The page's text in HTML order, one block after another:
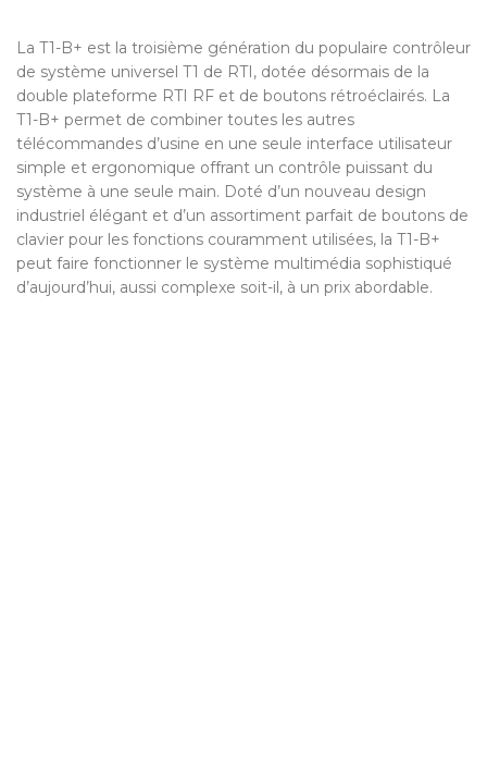
La T1-B+ est la troisième génération du populaire contrôleur
de système universel T1 de RTI, dotée désormais de la
double plateforme RTI RF et de boutons rétroéclairés. La
T1-B+ permet de combiner toutes les autres
télécommandes d’usine en une seule interface utilisateur
simple et ergonomique offrant un contrôle puissant du
système à une seule main. Doté d’un nouveau design
industriel élégant et d’un assortiment parfait de boutons de
clavier pour les fonctions couramment utilisées, la T1-B+
peut faire fonctionner le système multimédia sophistiqué
d’aujourd’hui, aussi complexe soit-il, à un prix abordable.